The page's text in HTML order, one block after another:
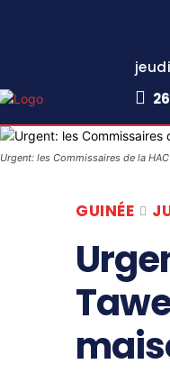
Urgent: les Commissaires de la
GUINÉE